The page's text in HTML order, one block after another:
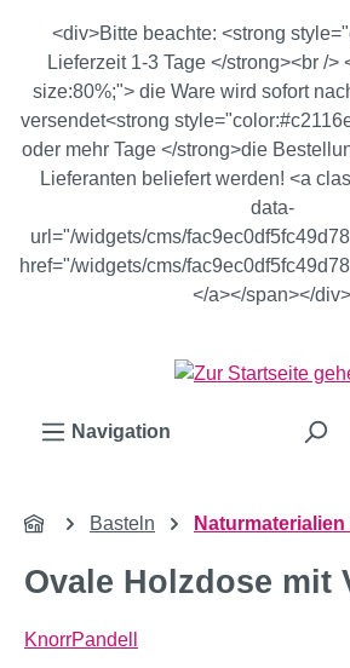
Zum Hauptinhalt springen
<div>Bitte beachte: <strong
Lieferzeit 1-3 Tage </strong><br />
size:80%;"> die Ware wird sofort
versendet<strong
oder mehr Tage </strong>die
Lieferanten beliefert werden! <a
data-
url="/widgets/cms/
href="/widgets/cms/
</a></span></div>
Navigation
Basteln
Ovale Holzdose mit
KnorrPandell